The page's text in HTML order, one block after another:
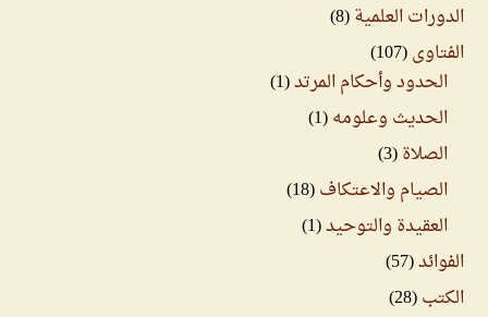
الدورات العلمية(8)
الفتاوى(107)
الحدود وأحكام المرتد(1)
الحديث وعلومه(1)
الصلاة(3)
الصيام والاعتكاف(18)
العقيدة والتوحيد(1)
الفوائد(57)
الكتب(28)